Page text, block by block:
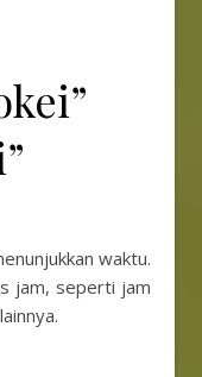
waktu.
jam, seperti jam